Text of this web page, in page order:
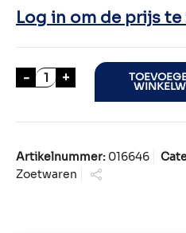
Log in om de prijs te
- Lays Chips Bolognese
+
Artikelnummer: 016646
Zoetwaren